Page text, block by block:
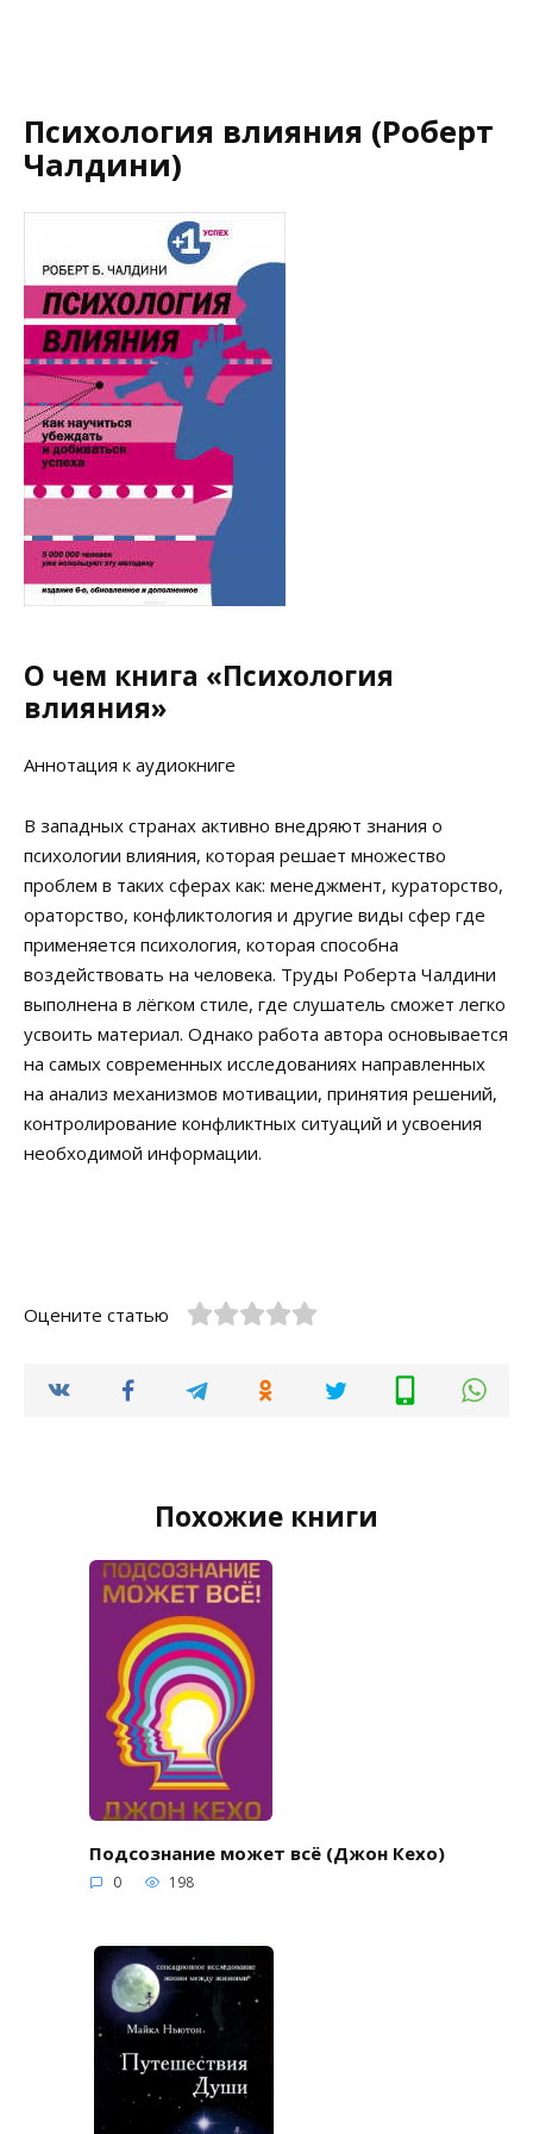
Психология влияния (Роберт
Чалдини)
О чем книга «Психология
влияния»
Аннотация к аудиокниге
В западных странах активно внедряют знания о
психологии влияния, которая решает множество
проблем в таких сферах как: менеджмент, кураторство,
ораторство, конфликтология и другие виды сфер где
применяется психология, которая способна
воздействовать на человека. Труды Роберта Чалдини
выполнена в лёгком стиле, где слушатель сможет легко
усвоить материал. Однако работа автора основывается
на самых современных исследованиях направленных
на анализ механизмов мотивации, принятия решений,
контролирование конфликтных ситуаций и усвоения
необходимой информации.
Оцените статью
Похожие книги
Подсознание может всё (Джон Кехо)
0 198